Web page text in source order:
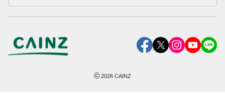
©2026 CAINZ